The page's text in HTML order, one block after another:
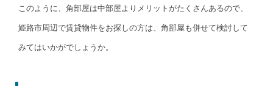
このように、角部屋は中部屋よりメリットがたくさんあるので、
姫路市周辺で賃貸物件をお探しの方は、角部屋も併せて検討して
みてはいかがでしょうか。